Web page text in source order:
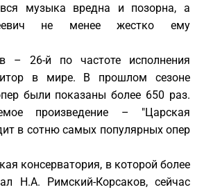
музыка вредна и позорна, а
не менее жестко ему
– 26-й по частоте исполнения
в мире. В прошлом сезоне
были показаны более 650 раз.
произведение – "Царская
в сотню самых популярных опер
консерватория, в которой более
Н.А. Римский-Корсаков, сейчас